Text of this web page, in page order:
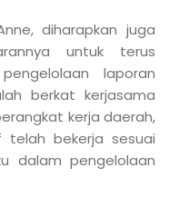
diharapkan juga
untuk terus
laporan
berkat kerjasama
kerja daerah,
telah bekerja sesuai
dalam pengelolaan